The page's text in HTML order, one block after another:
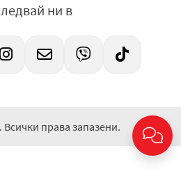
ни в
права запазени.